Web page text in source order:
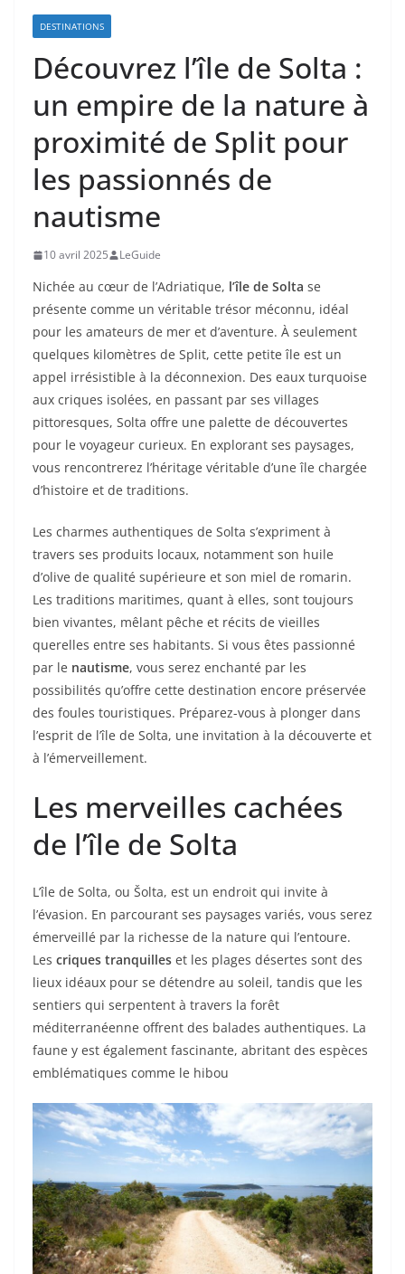
DESTINATIONS
Découvrez l’île de Solta :
un empire de la nature à
proximité de Split pour
les passionnés de
nautisme
10 avril 2025 LeGuide
Nichée au cœur de l’Adriatique, l’île de Solta se
présente comme un véritable trésor méconnu, idéal
pour les amateurs de mer et d’aventure. À seulement
quelques kilomètres de Split, cette petite île est un
appel irrésistible à la déconnexion. Des eaux turquoise
aux criques isolées, en passant par ses villages
pittoresques, Solta offre une palette de découvertes
pour le voyageur curieux. En explorant ses paysages,
vous rencontrerez l’héritage véritable d’une île chargée
d’histoire et de traditions.
Les charmes authentiques de Solta s’expriment à
travers ses produits locaux, notamment son huile
d’olive de qualité supérieure et son miel de romarin.
Les traditions maritimes, quant à elles, sont toujours
bien vivantes, mêlant pêche et récits de vieilles
querelles entre ses habitants. Si vous êtes passionné
par le nautisme, vous serez enchanté par les
possibilités qu’offre cette destination encore préservée
des foules touristiques. Préparez-vous à plonger dans
l’esprit de l’île de Solta, une invitation à la découverte et
à l’émerveillement.
Les merveilles cachées
de l’île de Solta
L’île de Solta, ou Šolta, est un endroit qui invite à
l’évasion. En parcourant ses paysages variés, vous serez
émerveillé par la richesse de la nature qui l’entoure.
Les criques tranquilles et les plages désertes sont des
lieux idéaux pour se détendre au soleil, tandis que les
sentiers qui serpentent à travers la forêt
méditerranéenne offrent des balades authentiques. La
faune y est également fascinante, abritant des espèces
emblématiques comme le hibou